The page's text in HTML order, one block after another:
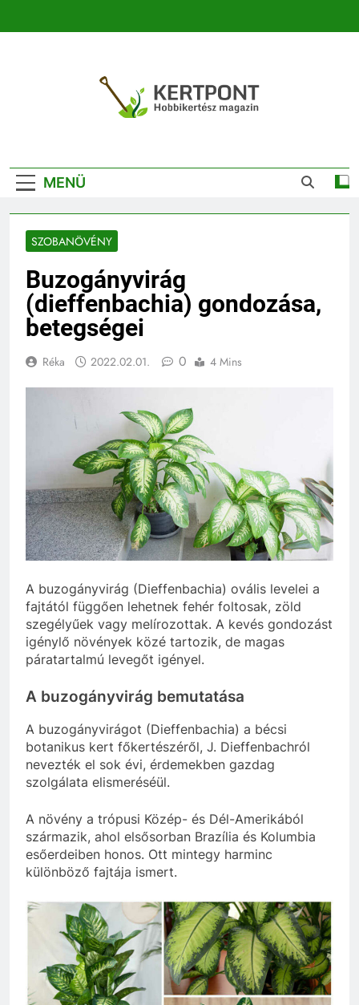
Kertészeti
Magazin |
Növénykereső És
Növényhatározó
MENÜ
SZOBANÖVÉNY
Buzogányvirág
(dieffenbachia) gondozása,
betegségei
Réka 2022.02.01. 0 4 Mins
A buzogányvirág (Dieffenbachia) ovális levelei a
fajtától függően lehetnek fehér foltosak, zöld
szegélyűek vagy melírozottak. A kevés gondozást
igénylő növények közé tartozik, de magas
páratartalmú levegőt igényel.
A buzogányvirág bemutatása
A buzogányvirágot (Dieffenbachia) a bécsi
botanikus kert főkertészéről, J. Dieffenbachról
nevezték el sok évi, érdemekben gazdag
szolgálata elismeréséül.
A növény a trópusi Közép- és Dél-Amerikából
származik, ahol elsősorban Brazília és Kolumbia
esőerdeiben honos. Ott mintegy harminc
különböző fajtája ismert.